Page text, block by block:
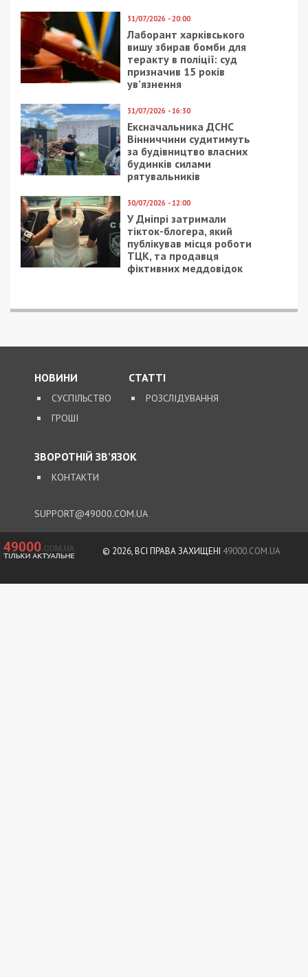
31/07/2026 - 20:00
Лаборант харківського
вишу збирав бомби для
теракту в поліції: суд
призначив 15 років
ув’язнення
31/07/2026 - 16:30
Ексначальника ДСНС
Вінниччини судитимуть
за будівництво власних
будинків силами
рятувальників
30/07/2026 - 12:00
У Дніпрі затримали
тікток-блогера, який
публікував місця роботи
ТЦК, та продавця
фіктивних меддовідок
НОВИНИ
СУСПІЛЬСТВО
ГРОШІ
СТАТТІ
РОЗСЛІДУВАННЯ
ЗВОРОТНІЙ ЗВ’ЯЗОК
КОНТАКТИ
SUPPORT@49000.COM.UA
© 2026, ВСІ ПРАВА ЗАХИЩЕНІ 49000.COM.UA